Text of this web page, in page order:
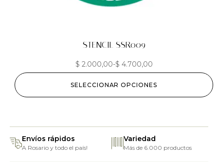
STENCIL SSR009
$ 2.000,00-$ 4.700,00
SELECCIONAR OPCIONES
Envíos rápidos
A Rosario y todo el país!
Variedad
Más de 6.000 productos